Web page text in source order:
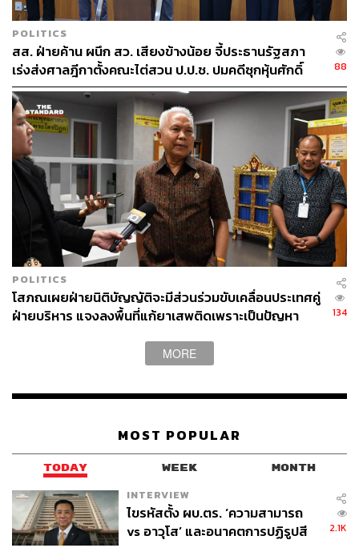
POLITICS
สส. ฝ่ายค้าน ผนึก สว. เสียงข้างน้อย จี้ประธานรัฐสภา
เร่งส่งศาลฎีกาตั้งคณะไต่สวน ป.ป.ช. ปมคดีซุกหุ้นศักดิ์
สยาม
88
POLITICS
โสภณเผยฝ่ายนิติบัญญัติจะมีส่วนร่วมขับเคลื่อนประเทศคู่
ฝ่ายบริหาร แจงลงพื้นที่แก้ยาเสพติดเพราะเป็นปัญหา
134
MORE
MOST POPULAR
TODAY WEEK MONTH
INTERVIEW
ไขรหัสตั้ง ผบ.ตร. ‘ความสามารถ
vs อาวุโส’ และอนาคตการปฏิรูปสี
2.1K